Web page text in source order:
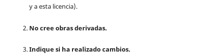
y a esta licencia).
No cree obras derivadas.
Indique si ha realizado cambios.